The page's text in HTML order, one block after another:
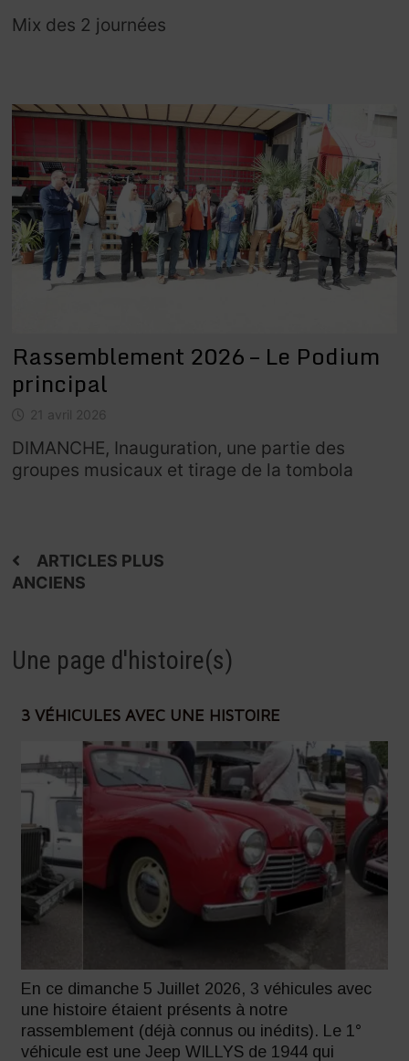
Mix des 2 journées
Rassemblement 2026 – Le Podium
principal
21 avril 2026
DIMANCHE, Inauguration, une partie des
groupes musicaux et tirage de la tombola
Navigation
des
ARTICLES PLUS
ANCIENS
Une page d'histoire(s)
3 VÉHICULES AVEC UNE HISTOIRE
En ce dimanche 5 Juillet 2026, 3 véhicules avec
une histoire étaient présents à notre
rassemblement (déjà connus ou inédits). Le 1°
véhicule est une Jeep WILLYS de 1944 qui